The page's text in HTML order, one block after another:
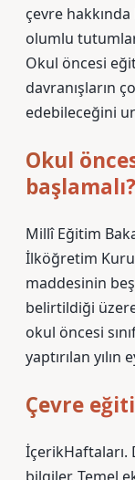
çevre
olumlu
Okul öncesi
davranışların
edebileceğini
Okul
başlamalı?
Millî Eğitim
İlköğretim
maddesinin
belirtildiği
okul öncesi
yaptırılan yılın
Çevre
İçerikHaftaları.